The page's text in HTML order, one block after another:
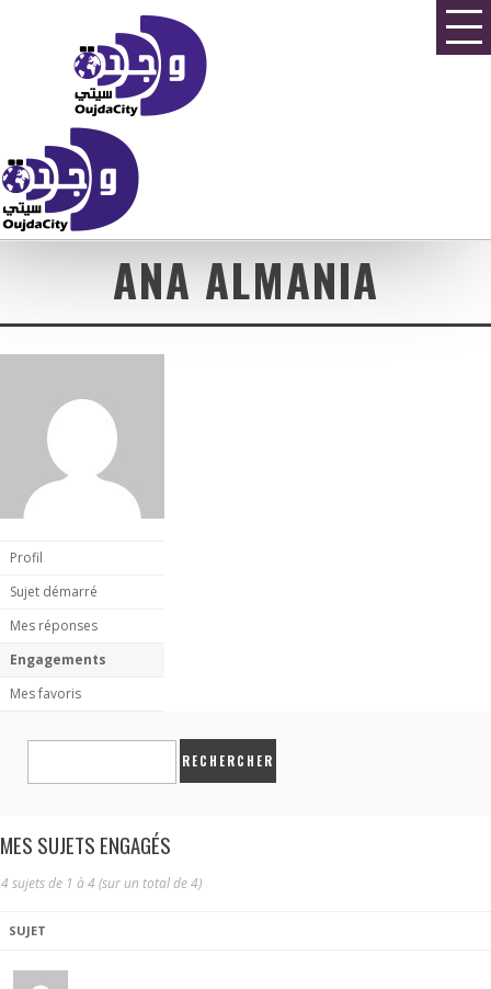
ANA ALMANIA
Profil
Sujet démarré
Mes réponses
Engagements
Mes favoris
MES SUJETS ENGAGÉS
4 sujets de 1 à 4 (sur un total de 4)
SUJET